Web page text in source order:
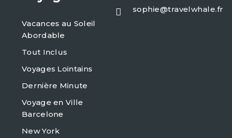
Vacances au Soleil
Abordable
Tout Inclus
Voyages Lointains
Dernière Minute
Voyage en Ville
Barcelone
New York
sophie@travelwhale.fr